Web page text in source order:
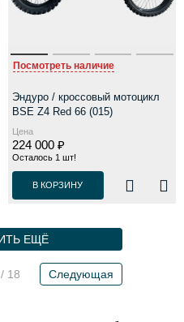
Посмотреть наличие
Эндуро / кроссовый мотоцикл
BSE Z4 Red 66 (015)
Цена
224 000 ₽
Осталось 1 шт!
В КОРЗИНУ
ЕЩЁ
18 Следующая